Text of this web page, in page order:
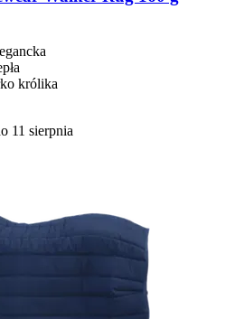
królika
11 sierpnia